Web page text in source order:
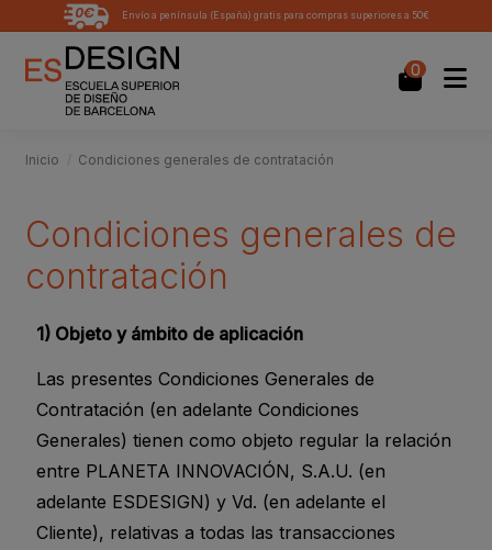
Envío a península (España) gratis para compras superiores a 50€
0
Inicio Condiciones generales de contratación
Condiciones generales de
contratación
1) Objeto y ámbito de aplicación
Las presentes Condiciones Generales de
Contratación (en adelante Condiciones
Generales) tienen como objeto regular la relación
entre PLANETA INNOVACIÓN, S.A.U. (en
adelante ESDESIGN) y Vd. (en adelante el
Cliente), relativas a todas las transacciones